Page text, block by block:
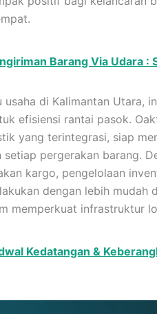
Barang Via Udara :
usaha di Kalimantan Utara,
efisiensi rantai pasok.
yang terintegrasi, siap
setiap pergerakan barang.
kargo, pengelolaan
dengan lebih mudah
memperkuat infrastruktur
Kedatangan &